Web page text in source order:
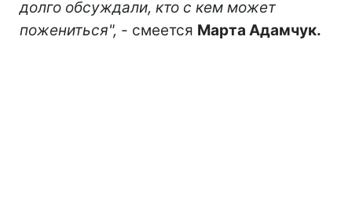
долго обсуждали, кто с кем может
пожениться", - смеется Марта Адамчук.